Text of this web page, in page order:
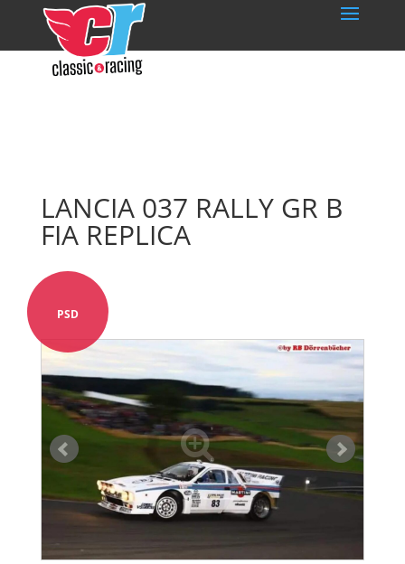
LANCIA 037 RALLY GR B
FIA REPLICA
PSD